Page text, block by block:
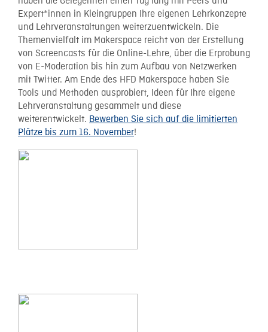
Expert*innen in Kleingruppen Ihre eigenen Lehrkonzepte
und Lehrveranstaltungen weiterzuentwickeln. Die
Themenvielfalt im Makerspace reicht von der Erstellung
von Screencasts für die Online-Lehre, über die Erprobung
von E-Moderation bis hin zum Aufbau von Netzwerken
mit Twitter. Am Ende des HFD Makerspace haben Sie
Tools und Methoden ausprobiert, Ideen für Ihre eigene
Lehrveranstaltung gesammelt und diese
weiterentwickelt. Bewerben Sie sich auf die limitierten
Plätze bis zum 16. November!